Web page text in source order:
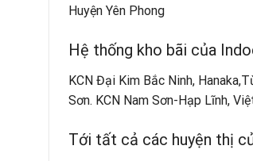
Huyện Yên Phong
Hệ thống kho bãi của
KCN Đại Kim Bắc Ninh,
Sơn. KCN Nam Sơn-Hạp Lĩnh,
Tới tất cả các huyện thị